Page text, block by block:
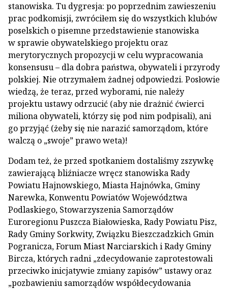
stanowiska. Tu dygresja: po poprzednim zawieszeniu
prac podkomisji, zwróciłem się do wszystkich klubów
poselskich o pisemne przedstawienie stanowiska
w sprawie obywatelskiego projektu oraz
merytorycznych propozycji w celu wypracowania
konsensusu – dla dobra państwa, obywateli i przyrody
polskiej. Nie otrzymałem żadnej odpowiedzi. Posłowie
wiedzą, że teraz, przed wyborami, nie należy
projektu ustawy odrzucić (aby nie drażnić ćwierci
miliona obywateli, którzy się pod nim podpisali), ani
go przyjąć (żeby się nie narazić samorządom, które
walczą o „swoje” prawo weta)!
Dodam też, że przed spotkaniem dostaliśmy zszywkę
zawierającą bliźniacze wręcz stanowiska Rady
Powiatu Hajnowskiego, Miasta Hajnówka, Gminy
Narewka, Konwentu Powiatów Województwa
Podlaskiego, Stowarzyszenia Samorządów
Euroregionu Puszcza Białowieska, Rady Powiatu Pisz,
Rady Gminy Sorkwity, Związku Bieszczadzkich Gmin
Pogranicza, Forum Miast Narciarskich i Rady Gminy
Bircza, których radni „zdecydowanie zaprotestowali
przeciwko inicjatywie zmiany zapisów” ustawy oraz
„pozbawieniu samorządów współdecydowania